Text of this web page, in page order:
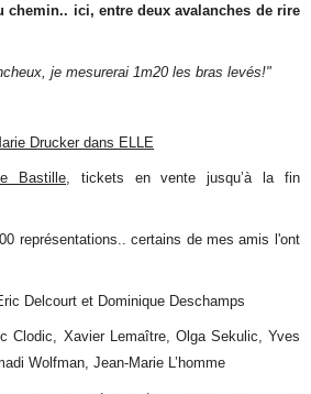
chemin.. ici, entre deux avalanches de rire
je mesurerai 1m20 les bras levés!"
Drucker dans ELLE
Bastille , tickets en vente jusqu’à la fin
représentations.. certains de mes amis l'ont
Delcourt et Dominique Deschamps
Clodic, Xavier Lemaître, Olga Sekulic, Yves
Wolfman, Jean-Marie L’homme